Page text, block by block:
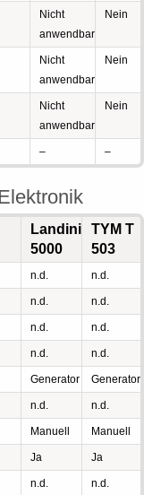
Nicht
anwendbar
Nein
Nicht
anwendbar
Nein
Nicht
anwendbar
Nein
– –
Landini
5000
TYM T
503
n.d. n.d.
n.d. n.d.
n.d. n.d.
n.d. n.d.
Generator Generator
n.d. n.d.
Manuell Manuell
Ja Ja
n.d. n.d.